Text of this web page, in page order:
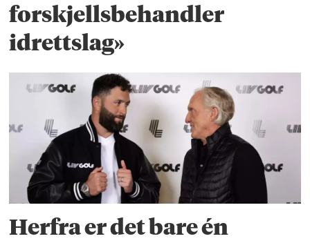
forskjellsbehandler
idrettslag»
Herfra er det bare én